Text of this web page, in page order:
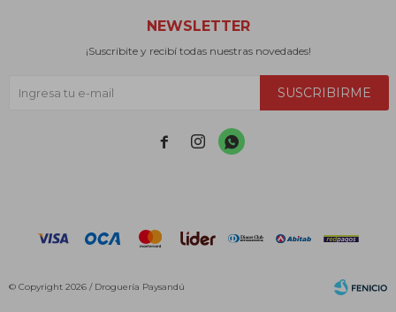
NEWSLETTER
¡Suscribite y recibí todas nuestras novedades!
SUSCRIBIRME
  
© Copyright 2026 / Droguería Paysandú